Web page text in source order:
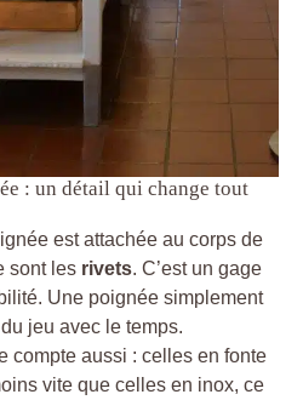
: un détail qui change tout
est attachée au corps de
sont les rivets. C’est un gage
Une poignée simplement
jeu avec le temps.
compte aussi : celles en fonte
vite que celles en inox, ce